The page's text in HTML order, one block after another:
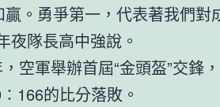
。勇爭第一，代表著我們對
夜隊長高中強說。
空軍舉辦首屆“金頭盔”交鋒
的比分落敗。